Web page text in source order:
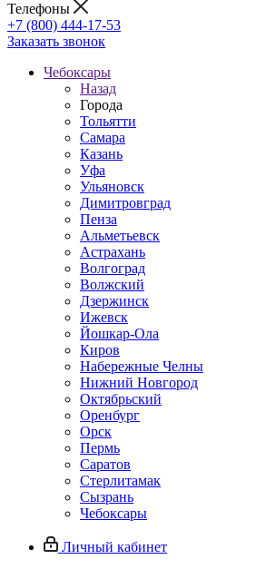
Телефоны
+7 (800) 444-17-53
Заказать звонок
Чебоксары
Назад
Города
Тольятти
Самара
Казань
Уфа
Ульяновск
Димитровград
Пенза
Альметьевск
Астрахань
Волгоград
Волжский
Дзержинск
Ижевск
Йошкар-Ола
Киров
Набережные Челны
Нижний Новгород
Октябрьский
Оренбург
Орск
Пермь
Саратов
Стерлитамак
Сызрань
Чебоксары
Личный кабинет